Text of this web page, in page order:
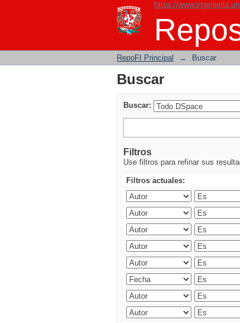
https://
Buscar
RepoFI Principal → Buscar
Buscar
Buscar:
Filtros
Use filtros para refinar sus
Filtros actuales: